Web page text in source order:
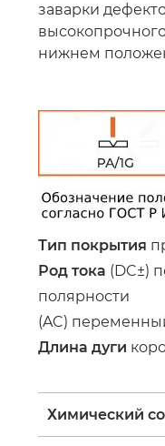
заварки
нижнем
Тип покрытия
Род тока (DC±)
полярности
(AC)
Длина дуги
Химический